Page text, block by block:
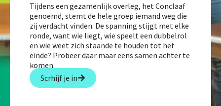
Tijdens een gezamenlijk overleg, het Conclaaf
genoemd, stemt de hele groep iemand weg die
zij verdacht vinden. De spanning stijgt met elke
ronde, want wie liegt, wie speelt een dubbelrol
en wie weet zich staande te houden tot het
einde? Probeer daar maar eens samen achter te
komen.
Scrhijf je in